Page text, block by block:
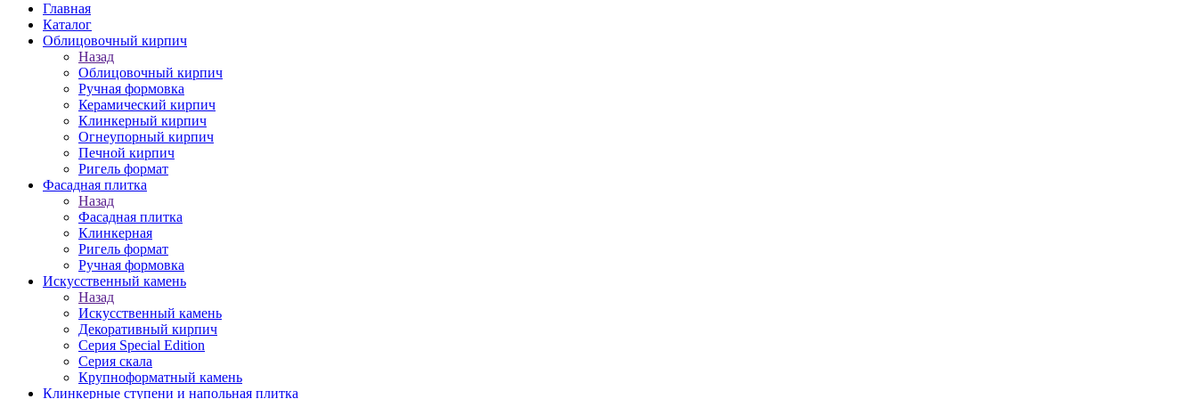
Главная
Каталог
Облицовочный кирпич
Назад
Облицовочный кирпич
Ручная формовка
Керамический кирпич
Клинкерный кирпич
Огнеупорный кирпич
Печной кирпич
Ригель формат
Фасадная плитка
Назад
Фасадная плитка
Клинкерная
Ригель формат
Ручная формовка
Искусственный камень
Назад
Искусственный камень
Декоративный кирпич
Серия Special Edition
Серия скала
Крупноформатный камень
Клинкерные ступени и напольная плитка